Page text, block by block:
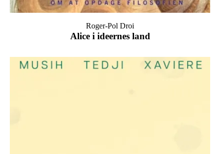
Alice i ideernes land
Roger-Pol Droi